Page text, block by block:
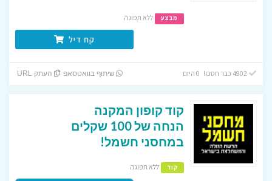
מבצע ללא תפוגה
קח דיל
שיתוף בוואטסאפ העתק URL
קוד קופון המקנה
הנחה של 100 שקלים
במחסני חשמל!
קוד ללא תפוגה